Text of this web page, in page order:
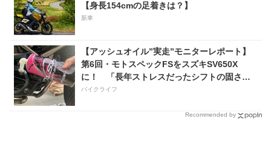
【身長154cmの足着きは？】
新車
【アッシュオイル”実走”モニターレポート】
第6回・モトスペックFSをスズキSV650X
に！ 「長年ストレスだったシフトの固さが
コレのおかげで滑らかに！」
バイクライフ
Recommended by